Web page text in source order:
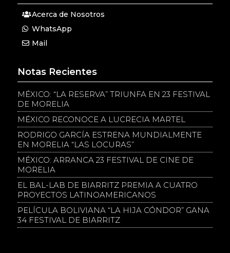
Acerca de Nosotros
WhatsApp
Mail
Notas Recientes
MÉXICO: “LA RESERVA” TRIUNFA EN 23 FESTIVAL
DE MORELIA
MÉXICO RECONOCE A LUCRECIA MARTEL
RODRIGO GARCÍA ESTRENA MUNDIALMENTE
EN MORELIA “LAS LOCURAS”
MÉXICO: ARRANCA 23 FESTIVAL DE CINE DE
MORELIA
EL BAL-LAB DE BIARRITZ PREMIA A CUATRO
PROYECTOS LATINOAMERICANOS
PELÍCULA BOLIVIANA “LA HIJA CÓNDOR” GANA
34 FESTIVAL DE BIARRITZ